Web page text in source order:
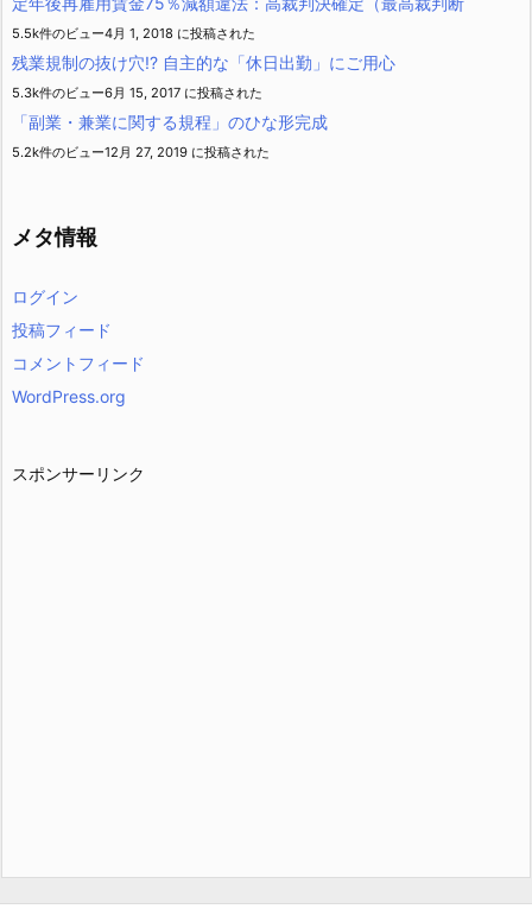
5.5k件のビュー4月 1, 2018 に投稿された
残業規制の抜け穴!? 自主的な「休日出勤」にご用心
5.3k件のビュー6月 15, 2017 に投稿された
「副業・兼業に関する規程」のひな形完成
5.2k件のビュー12月 27, 2019 に投稿された
メタ情報
ログイン
投稿フィード
コメントフィード
WordPress.org
スポンサーリンク